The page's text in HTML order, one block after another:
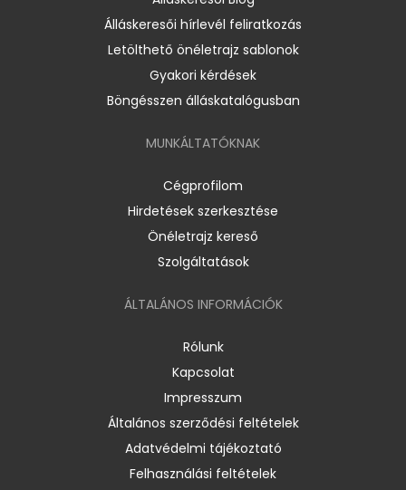
Álláskeresői hírlevél feliratkozás
Letölthető önéletrajz sablonok
Gyakori kérdések
Böngésszen álláskatalógusban
MUNKÁLTATÓKNAK
Cégprofilom
Hirdetések szerkesztése
Önéletrajz kereső
Szolgáltatások
ÁLTALÁNOS INFORMÁCIÓK
Rólunk
Kapcsolat
Impresszum
Általános szerződési feltételek
Adatvédelmi tájékoztató
Felhasználási feltételek